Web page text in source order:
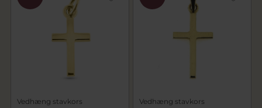
Vedhæng stavkors Vedhæng stavkors